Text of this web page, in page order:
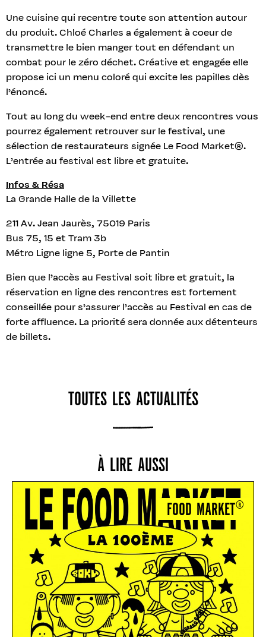
Une cuisine qui recentre toute son attention autour
du produit. Chloé Charles a également à coeur de
transmettre le bien manger tout en défendant un
combat pour le zéro déchet. Créative et engagée elle
propose ici un menu coloré qui excite les papilles dès
l’énoncé.
Tout au long du week-end entre deux rencontres vous
pourrez également retrouver sur le festival, une
sélection de restaurateurs signée Le Food Market®.
L’entrée au festival est libre et gratuite.
Infos & Résa
La Grande Halle de la Villette
211 Av. Jean Jaurès, 75019 Paris
Bus 75, 15 et Tram 3b
Métro Ligne ligne 5, Porte de Pantin
Bien que l’accès au Festival soit libre et gratuit, la
réservation en ligne des rencontres est fortement
conseillée pour s’assurer l’accès au Festival en cas de
forte affluence. La priorité sera donnée aux détenteurs
de billets.
TOUTES LES ACTUALITÉS
À LIRE AUSSI
FOOD MARKET®